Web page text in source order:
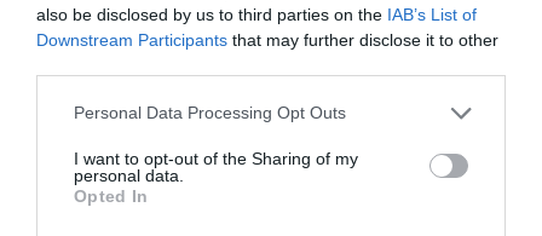
also be disclosed by us to third parties on the IAB’s List of
Downstream Participants that may further disclose it to other
Please note that this website/app uses one or more Google
not limited to your visit or usage behaviour. You may click to
grant or deny consent to Google and its third-party tags to
use your data for below specified purposes in below Google
Personal Data Processing Opt Outs
I want to opt-out of the Sharing of my
personal data.
Opted In
ΟΛΗ Η ΡΟΗ ΕΙΔΗΣΕΩΝ